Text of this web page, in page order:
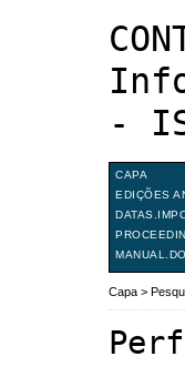
-
CAPA
EDIÇÕES
Capa >